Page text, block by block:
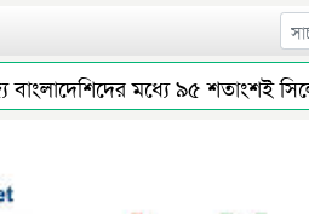
মধ্যে ৯৫ শতাংশই সিলেটি
গেল একজনের, নিখোঁজ ৩